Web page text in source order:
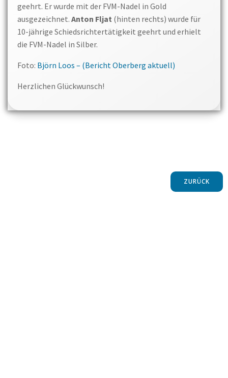
geehrt. Er wurde mit der FVM-Nadel in Gold
ausgezeichnet. Anton Fljat (hinten rechts) wurde für
10-jährige Schiedsrichtertätigkeit geehrt und erhielt
die FVM-Nadel in Silber.
Foto: Björn Loos – (Bericht Oberberg aktuell)
Herzlichen Glückwunsch!
ZURÜCK